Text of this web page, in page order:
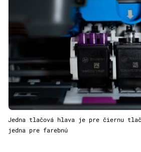
Jedna tlačová hlava je pre čiernu
jedna pre farebnú